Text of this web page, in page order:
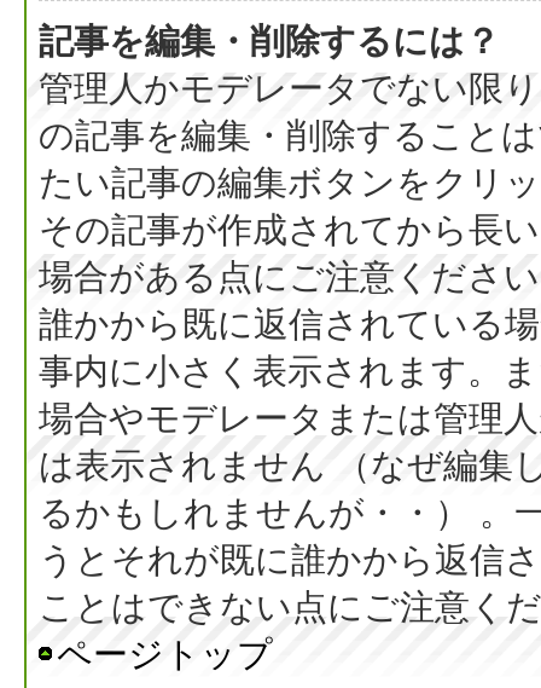
記事を編集・削除するには？
管理人かモデレータでない限
の記事を編集・削除すること
たい記事の編集ボタンをクリ
その記事が作成されてから長
場合がある点にご注意くださ
誰かから既に返信されている
事内に小さく表示されます。
場合やモデレータまたは管理
は表示されません （なぜ編集
るかもしれませんが・・） 。
うとそれが既に誰かから返信
ことはできない点にご注意く
ページトップ